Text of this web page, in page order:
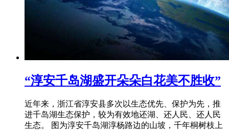
“淳安千岛湖盛开朵朵白花美不胜收”
近年来，浙江省淳安县多次以生态优先、保护为先，推
进千岛湖生态保护，较为有效地还湖、还人民、还人民
生态。 图为淳安千岛湖淳杨路边的山坡，千年桐树枝上